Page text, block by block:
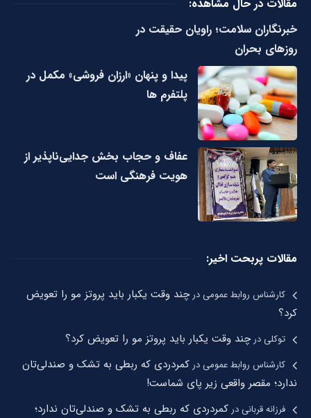
مقالات در حال مشاهده:
خبرنگاران سلامت؛ راویان حقیقت در
روزهای بحران
پیدا و پنهان «ارزان فروشی» مکمل در
پلتفرم ها
عفاف و حجاب بخش جدایی‌ناپذیر از
هویت فرهنگی است
مقالات پربحت اخیر:
کارشناس روابط عمومیدرچند وقت یکبار باید پروتز مو را تعویض
کرد؟
توکلیدرچند وقت یکبار باید پروتز مو را تعویض کرد؟
کارشناس روابط عمومیدر کمردردی که ربطی به تشک و صندلی‌تان
ندارد؛ مقصر واقعی زیر پای شماست!
فرزانه قربانیدر کمردردی که ربطی به تشک و صندلی‌تان ندارد؛